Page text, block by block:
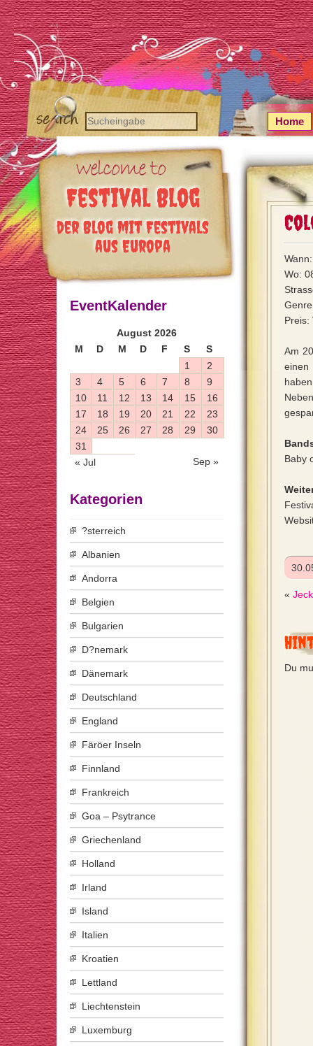
Festival Blog
der Blog mit Festivals
aus Europa
Home
Wo:
Preis:
Am
einen
Baby
«
Du
EventKalender
August 2026
M
D M D F S S
« Jul Sep »
1
2
3
4 5 6 7 8
9
10
11 12 13 14 15
16
17
18 19 20 21 22
23
24
25 26 27 28 29
30
31
Kategorien
?sterreich
Albanien
Andorra
Belgien
Bulgarien
D?nemark
Dänemark
Deutschland
England
Färöer Inseln
Finnland
Frankreich
Goa – Psytrance
Griechenland
Holland
Irland
Island
Italien
Kroatien
Lettland
Liechtenstein
Luxemburg